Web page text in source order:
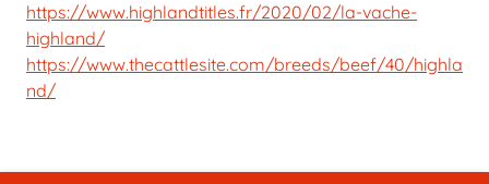
https://www.highlandtitles.fr/2020/02/la-vache-
highland/
https://www.thecattlesite.com/breeds/beef/40/highla
nd/